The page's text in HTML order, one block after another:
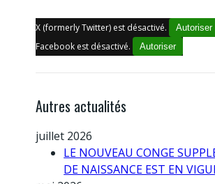
X (formerly Twitter) est désactivé. Autoriser
Facebook est désactivé. Autoriser
Autres actualités
juillet 2026
LE NOUVEAU CONGE
DE NAISSANCE EST EN